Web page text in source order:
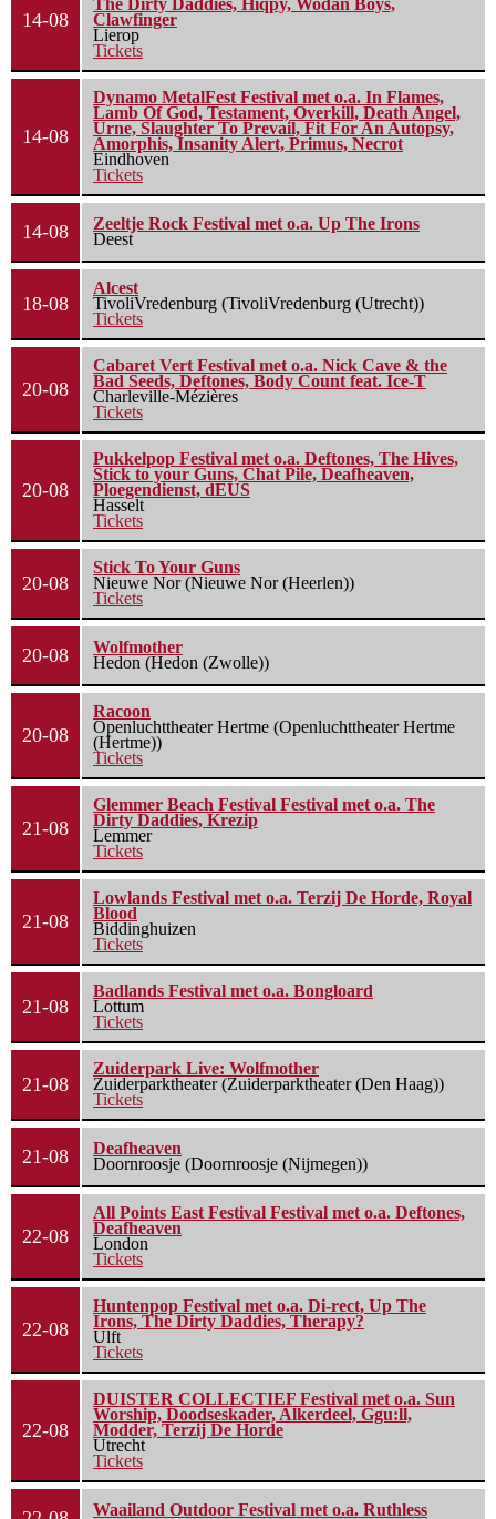
14-08
The Dirty Daddies, Hiqpy, Wodan Boys,
Clawfinger
Lierop
Tickets
14-08
Dynamo MetalFest Festival met o.a. In Flames,
Lamb Of God, Testament, Overkill, Death Angel,
Urne, Slaughter To Prevail, Fit For An Autopsy,
Amorphis, Insanity Alert, Primus, Necrot
Eindhoven
Tickets
14-08
Zeeltje Rock Festival met o.a. Up The Irons
Deest
18-08
Alcest
TivoliVredenburg (TivoliVredenburg (Utrecht))
Tickets
20-08
Cabaret Vert Festival met o.a. Nick Cave & the
Bad Seeds, Deftones, Body Count feat. Ice-T
Charleville-Mézières
Tickets
20-08
Pukkelpop Festival met o.a. Deftones, The Hives,
Stick to your Guns, Chat Pile, Deafheaven,
Ploegendienst, dEUS
Hasselt
Tickets
20-08
Stick To Your Guns
Nieuwe Nor (Nieuwe Nor (Heerlen))
Tickets
20-08
Wolfmother
Hedon (Hedon (Zwolle))
20-08
Racoon
Openluchttheater Hertme (Openluchttheater Hertme
(Hertme))
Tickets
21-08
Glemmer Beach Festival Festival met o.a. The
Dirty Daddies, Krezip
Lemmer
Tickets
21-08
Lowlands Festival met o.a. Terzij De Horde, Royal
Blood
Biddinghuizen
Tickets
21-08
Badlands Festival met o.a. Bongloard
Lottum
Tickets
21-08
Zuiderpark Live: Wolfmother
Zuiderparktheater (Zuiderparktheater (Den Haag))
Tickets
21-08
Deafheaven
Doornroosje (Doornroosje (Nijmegen))
22-08
All Points East Festival Festival met o.a. Deftones,
Deafheaven
London
Tickets
22-08
Huntenpop Festival met o.a. Di-rect, Up The
Irons, The Dirty Daddies, Therapy?
Ulft
Tickets
22-08
DUISTER COLLECTIEF Festival met o.a. Sun
Worship, Doodseskader, Alkerdeel, Ggu:ll,
Modder, Terzij De Horde
Utrecht
Tickets
Waailand Outdoor Festival met o.a. Ruthless